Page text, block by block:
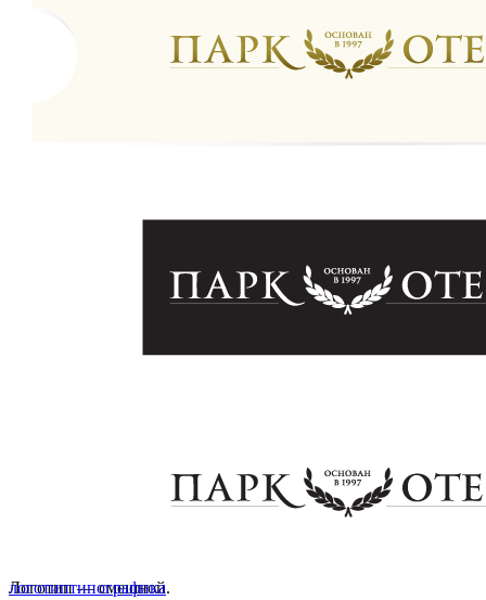
Логотип — смешной.
логотиптипографика